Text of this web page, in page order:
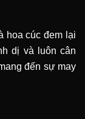
hoa cúc đem lại
dị và luôn cân
đến sự may